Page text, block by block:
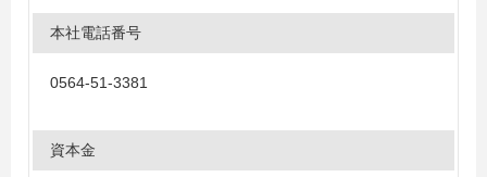
本社電話番号
0564-51-3381
資本金